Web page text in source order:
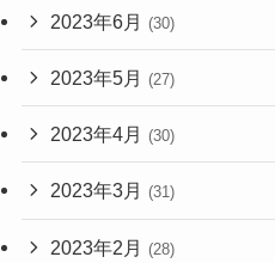
2023年6月 (30)
2023年5月 (27)
2023年4月 (30)
2023年3月 (31)
2023年2月 (28)